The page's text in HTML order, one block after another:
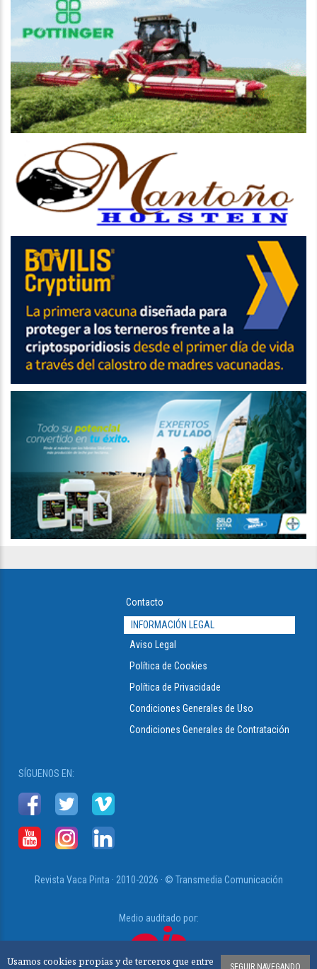
SEGUIR NAVEGANDO
Usamos cookies propias y de terceros que entre
Contacto
INFORMACIÓN LEGAL
Aviso Legal
Política de Cookies
Política de Privacidade
Condiciones Generales de Uso
Condiciones Generales de Contratación
SÍGUENOS EN:
Revista Vaca Pinta · 2010-2026 · © Transmedia Comunicación
Medio auditado por: